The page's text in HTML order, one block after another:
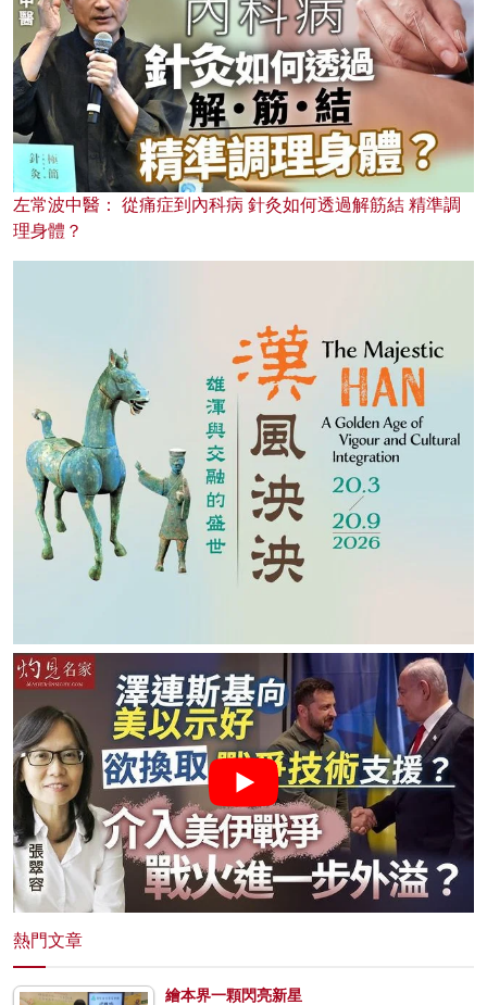
左常波中醫： 從痛症到內科病 針灸如何透過解筋結 精準調
理身體？
熱門文章
繪本界一顆閃亮新星